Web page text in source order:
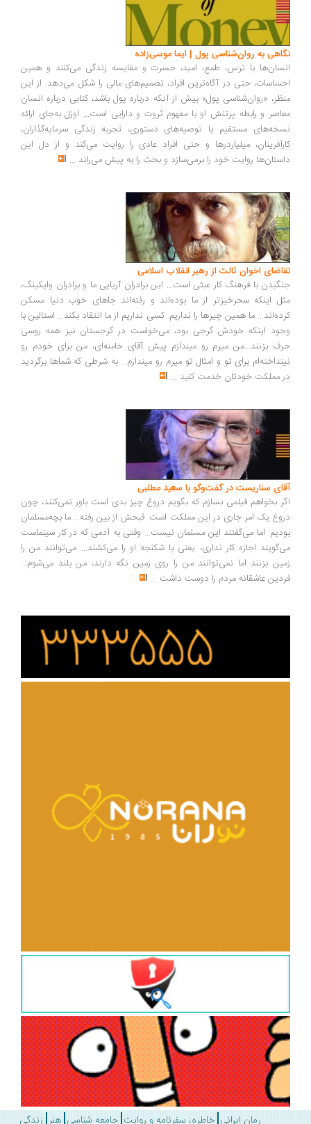
نگاهی به روان‌شناسی پول | ایما موسی‌زاده
انسان‌ها با ترس، طمع، امید، حسرت و مقایسه زندگی می‌کنند و همین
احساسات، حتی در آگاه‌ترین افراد، تصمیم‌های مالی را شکل می‌دهد. از این
منظر، «روان‌شناسی پول» بیش از آنکه درباره پول باشد، کتابی درباره انسان
معاصر و رابطه پرتنش او با مفهوم ثروت و دارایی است... اوزل به‌جای ارائه
نسخه‌های مستقیم یا توصیه‌های دستوری، تجربه زندگی سرمایه‌گذاران،
کارآفرینان، میلیاردرها و حتی افراد عادی را روایت می‌کند و از دل این
داستان‌ها روایت خود را برمی‌سازد و بحث را به پیش می‌راند ...
تقاضای اخوان ثالث از رهبر انقلاب اسلامی
جنگیدن با فرهنگ کار عبثی است... این برادران آریایی ما و برادران وایکینگ،
مثل اینکه سحرخیزتر از ما بوده‌اند و رفته‌اند جاهای خوب دنیا مسکن
کرده‌اند... ما همین چیزها را نداریم. کسی نداریم از ما انتقاد بکند... استالین با
وجود اینکه خودش گرجی بود، می‌خواست در گرجستان نیز همه روسی
حرف بزنند...من میرم رو میندازم پیش آقای خامنه‌ای، من برای خودم رو
نینداخته‌ام برای تو و امثال تو میرم رو میندازم... به شرطی که شماها برگردید
در مملکت خودتان خدمت کنید ...
آقای سناریست در گفت‌وگو با سعید مطلبی
اگر بخواهم فیلمی بسازم که بگویم دروغ چیز بدی است باور نمی‌کنند، چون
دروغ یک امر جاری در این مملکت است. قبحش از بین رفته... ما بچه‌مسلمان
بودیم. اما می‌گفتند این مسلمان نیست... وقتی به آدمی که در کار سینماست
می‌گویند اجازه کار نداری، یعنی با شکنجه او را می‌کشند... می‌توانند من را
زمین بزنند اما نمی‌توانند من را روی زمین نگه دارند، من بلند می‌شوم...
فردین عاشقانه مردم را دوست داشت ...
رمان ایرانی خاطره، سفرنامه و روایت جامعه شناسی هنر زندگی